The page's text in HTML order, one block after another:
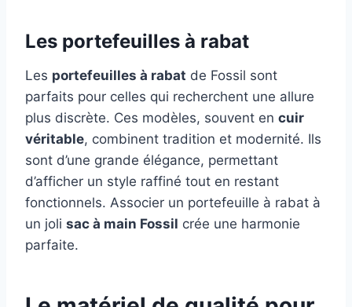
Les portefeuilles à rabat
Les portefeuilles à rabat de Fossil sont
parfaits pour celles qui recherchent une allure
plus discrète. Ces modèles, souvent en cuir
véritable, combinent tradition et modernité. Ils
sont d’une grande élégance, permettant
d’afficher un style raffiné tout en restant
fonctionnels. Associer un portefeuille à rabat à
un joli sac à main Fossil crée une harmonie
parfaite.